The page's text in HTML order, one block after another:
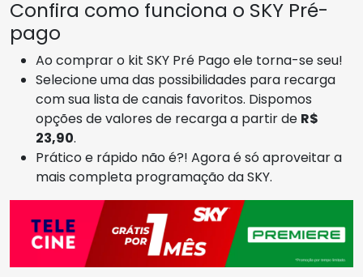
Confira como funciona o SKY Pré-
pago
Ao comprar o kit SKY Pré Pago ele torna-se seu!
Selecione uma das possibilidades para recarga
com sua lista de canais favoritos. Dispomos
opções de valores de recarga a partir de R$
23,90.
Prático e rápido não é?! Agora é só aproveitar a
mais completa programação da SKY.